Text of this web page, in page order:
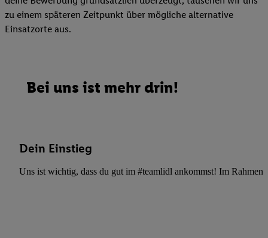
zu einem späteren Zeitpunkt über mögliche alternative
Einsatzorte aus.
Bei uns ist mehr drin!
Dein Einstieg
Uns ist wichtig, dass du gut im #teamlidl ankommst! Im Rahmen